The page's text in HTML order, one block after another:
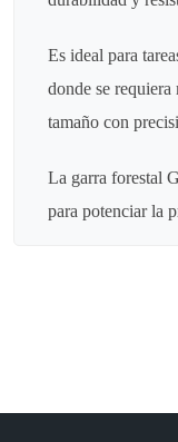
Es ideal para
donde se requiera
tamaño con
La garra forestal
para potenciar la